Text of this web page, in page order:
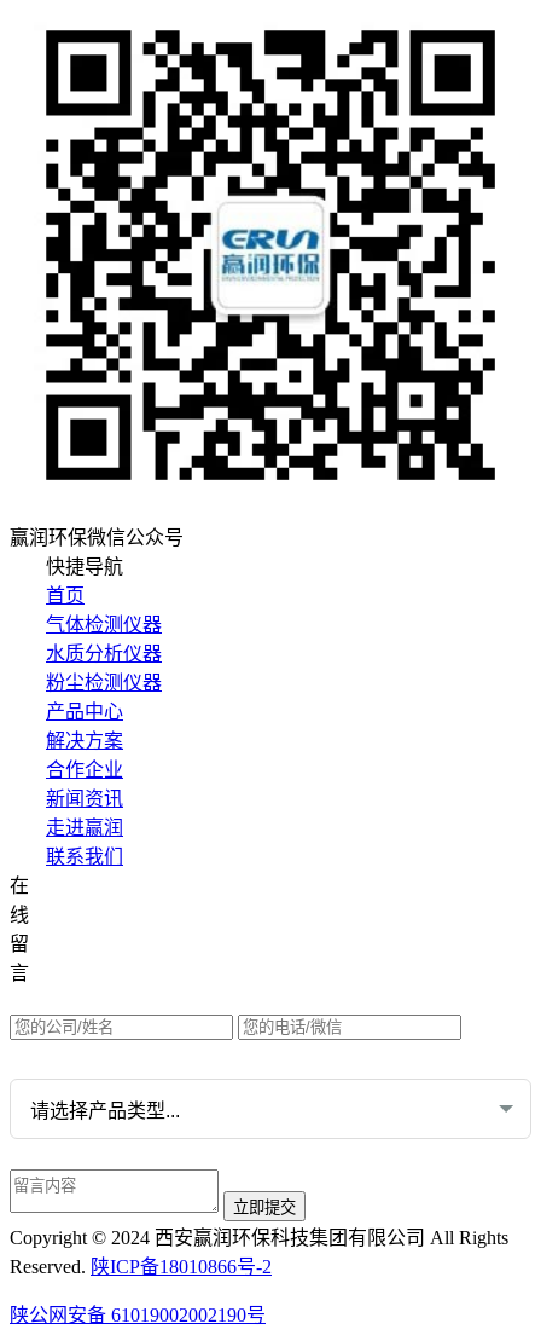
赢润环保微信公众号
快捷导航
首页
气体检测仪器
水质分析仪器
粉尘检测仪器
产品中心
解决方案
合作企业
新闻资讯
走进赢润
联系我们
在
线
留
言
Copyright © 2024 西安赢润环保科技集团有限公司 All Rights
Reserved. 陕ICP备18010866号-2
陕公网安备 61019002002190号